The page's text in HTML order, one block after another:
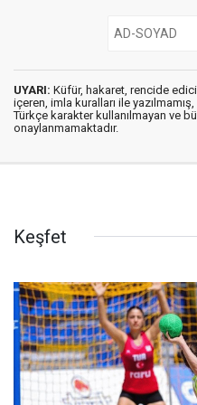
UYARI: Küfür, hakaret, rencide
içeren, imla kuralları ile yazılmamış,
Türkçe karakter kullanılmayan ve
onaylanmamaktadır.
Keşfet